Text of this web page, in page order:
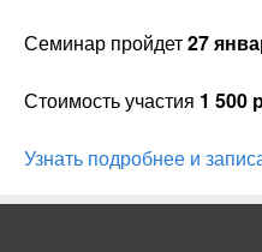
Семинар пройдет27
Стоимость участия 1 500
Узнать подробнее и